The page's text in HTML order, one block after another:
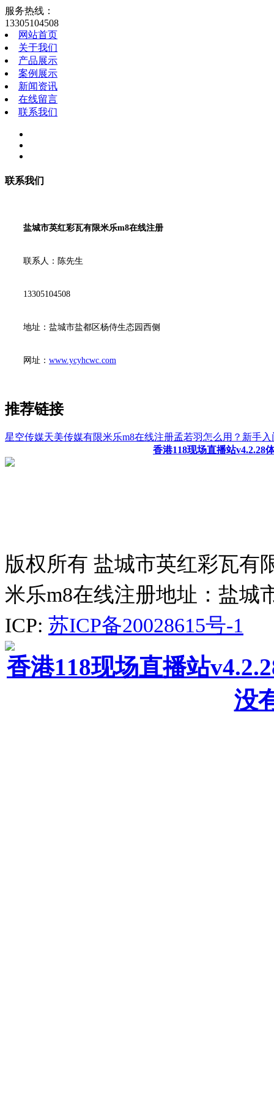
服务热线：
13305104508
网站首页
关于我们
产品展示
案例展示
新闻资讯
在线留言
联系我们
联系我们
盐城市英红彩瓦有限米乐m8在线注册
联系人：陈先生
13305104508
地址：盐城市盐都区杨侍生态园西侧
网址： www.ycyhcwc.com
推荐链接
星空传媒天美传媒有限米乐m8在线注册孟若羽怎么用？新手
香港118现场直播站v4.2.28
版权所有 盐城市英红彩瓦有
米乐m8在线注册地址：盐城
ICP: 苏ICP备20028615号-1
香港118现场直播站
没